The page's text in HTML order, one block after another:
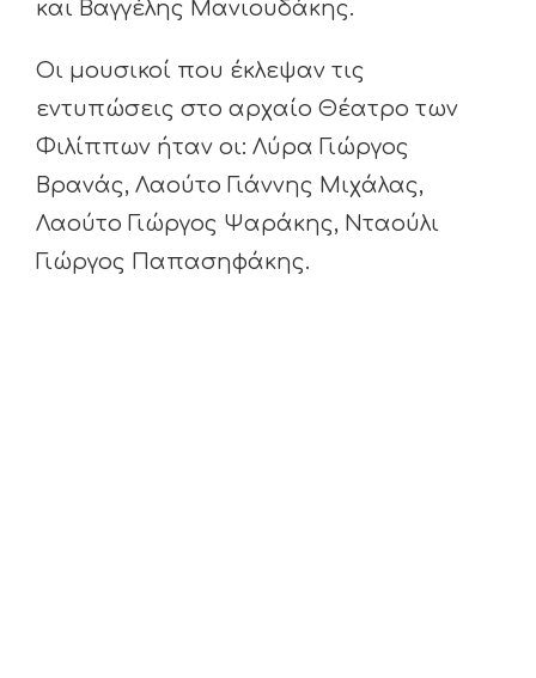
και Βαγγέλης Μανιουδάκης.
Οι μουσικοί που έκλεψαν τις
εντυπώσεις στο αρχαίο Θέατρο των
Φιλίππων ήταν οι: Λύρα Γιώργος
Βρανάς, Λαούτο Γιάννης Μιχάλας,
Λαούτο Γιώργος Ψαράκης, Νταούλι
Γιώργος Παπασηφάκης.